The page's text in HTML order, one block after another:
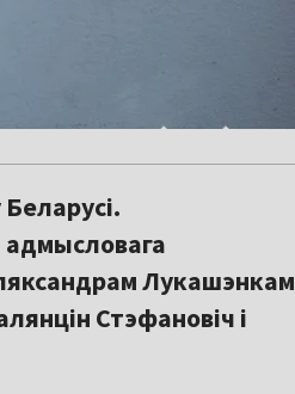
адмысловага
Лукашэнкам
Стэфановіч і